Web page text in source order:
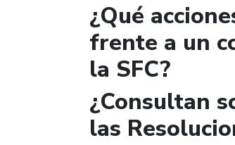
¿Qué
frente a un
la SFC?
¿Consultan
las